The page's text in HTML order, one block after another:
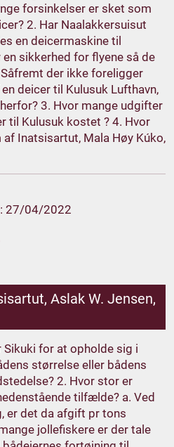
forsinkelser er sket som
2. Har Naalakkersuisut
en deicermaskine til
sikkerhed for flyene så de
der ikke foreligger
deicer til Kulusuk Lufthavn,
3. Hvor mange udgifter
til Kulusuk kostet ? 4. Hvor
Inatsisartut, Mala Høy Kúko,
27/04/2022
Aslak W. Jensen,
Sikuki for at opholde sig i
størrelse eller bådens
2. Hvor stor er
tilfælde? a. Ved
er det da afgift pr tons
jollefiskere er der tale